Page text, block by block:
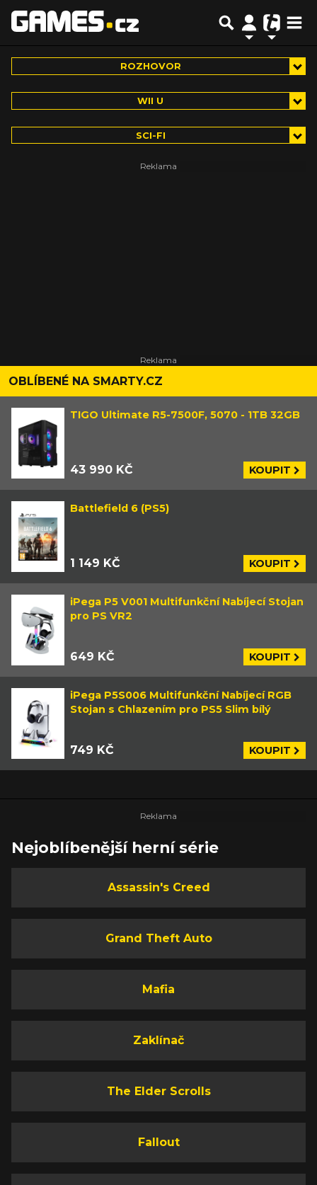
ROZHOVOR
WII U
SCI-FI
OBLÍBENÉ NA SMARTY.CZ
TIGO Ultimate R5-7500F, 5070 - 1TB 32GB
43 990 KČ KOUPIT
Battlefield 6 (PS5)
1 149 KČ KOUPIT
iPega P5 V001 Multifunkční Nabíjecí Stojan
pro PS VR2
649 KČ KOUPIT
iPega P5S006 Multifunkční Nabíjecí RGB
Stojan s Chlazením pro PS5 Slim bílý
749 KČ KOUPIT
Nejoblíbenější herní série
Assassin's Creed
Grand Theft Auto
Mafia
Zaklínač
The Elder Scrolls
Fallout